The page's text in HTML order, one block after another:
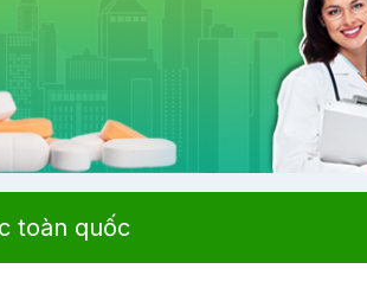
toàn quốc